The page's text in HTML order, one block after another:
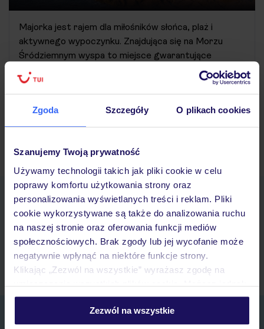
Zgoda Szczegóły O plikach cookies
Szanujemy Twoją prywatność
Używamy technologii takich jak pliki cookie w celu
poprawy komfortu użytkowania strony oraz
personalizowania wyświetlanych treści i reklam. Pliki
cookie wykorzystywane są także do analizowania ruchu
na naszej stronie oraz oferowania funkcji mediów
społecznościowych. Brak zgody lub jej wycofanie może
negatywnie wpłynąć na niektóre funkcje strony.
Klikając „Zezwól na wszystkie” wyrażasz zgodę na
umieszczenie wszystkich plików cookie. Możesz jednak
personalizować swój wybór wchodząc w zakładkę
Szczegółowe informacje o plikach cookie znajdziesz
Zezwól na wszystkie
Majorka jest rajem dla miłośników słońca, plaż i
aktywnego wypoczynku. Znajdująca się na Morzu
Śródziemnym wyspa to miejsce gwarantujące
różnorodne atrakcje przez cały rok,…
Czytaj więcej ››
Pobierz bezpłatną aplikację TUI
Szybkie wyszukiwanie i przeglądanie ofert
Lista ulubionych ofert i możliwość ich udostępniania
Historia wyszukiwań i ostatnio oglądanych ofert
Kontakt z TUI i wszystkie informacje o Twojej rezerwacji w myTUI
Zapisz się do newslettera